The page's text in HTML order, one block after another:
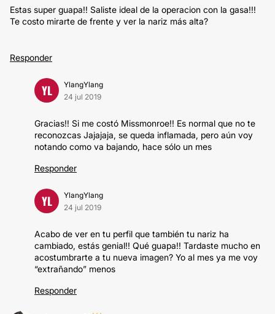
Estas super guapa!! Saliste ideal de la operacion con la gasa!!!
Te costo mirarte de frente y ver la nariz más alta?
Responder
YL
YlangYlang
24 jul 2019
Gracias!! Si me costó Missmonroe!! Es normal que no te
reconozcas Jajajaja, se queda inflamada, pero aún voy
notando como va bajando, hace sólo un mes
Responder
YL
YlangYlang
24 jul 2019
Acabo de ver en tu perfil que también tu nariz ha
cambiado, estás genial!! Qué guapa!! Tardaste mucho en
acostumbrarte a tu nueva imagen? Yo al mes ya me voy
“extrañando” menos
Responder